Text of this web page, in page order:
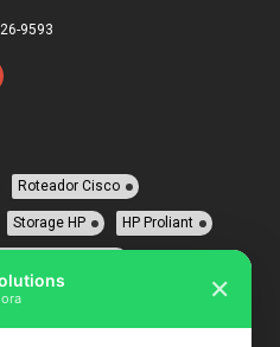
9593
Roteador Cisco
Storage HP HP Proliant
✕